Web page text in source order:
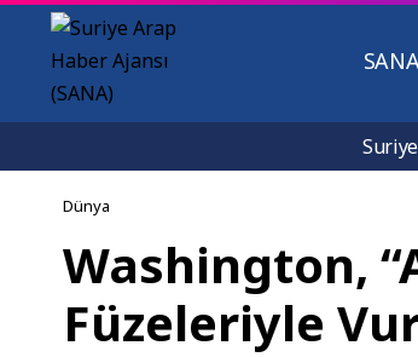
Dünya
Washington,
Füzeleriyle